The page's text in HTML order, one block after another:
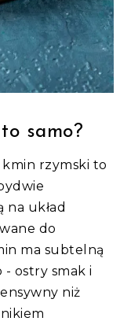
samo?
rzymski to
na układ
do
ma subtelną
ostry smak i
niż